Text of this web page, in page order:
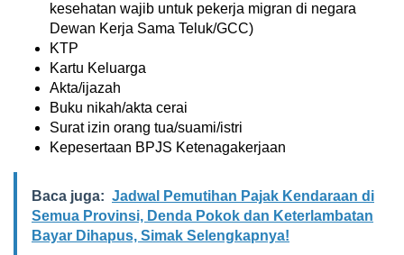
kesehatan wajib untuk pekerja migran di negara
Dewan Kerja Sama Teluk/GCC)
KTP
Kartu Keluarga
Akta/ijazah
Buku nikah/akta cerai
Surat izin orang tua/suami/istri
Kepesertaan BPJS Ketenagakerjaan
Baca juga: Jadwal Pemutihan Pajak Kendaraan di
Semua Provinsi, Denda Pokok dan Keterlambatan
Bayar Dihapus, Simak Selengkapnya!